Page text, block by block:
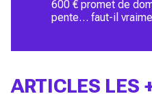
600 € promet de
pente… faut-il
ARTICLES LES